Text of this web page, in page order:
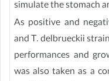
simulate the stomach
As positive and
and T. delbrueckii
performances and
was also taken as a